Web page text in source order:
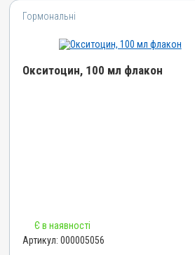
Гормональні
Окситоцин, 100 мл флакон
АВ-01010-01-10
Є в наявності
Артикул: 000005056